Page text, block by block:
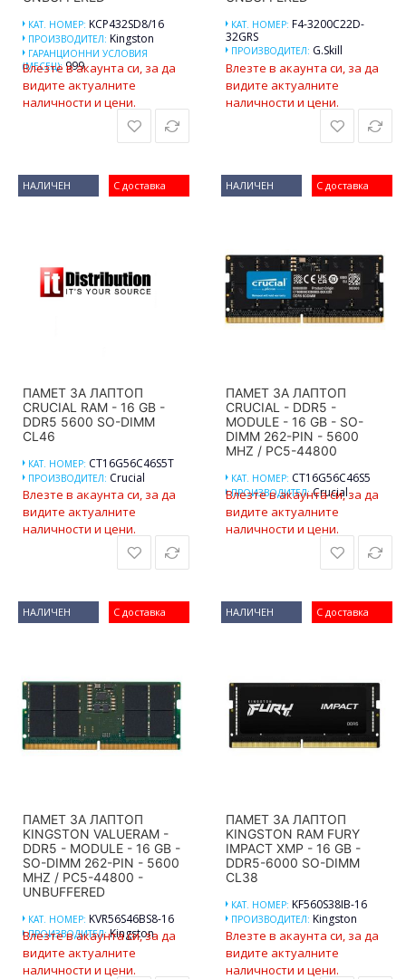
КАТ. НОМЕР: KCP432SD8/16
ПРОИЗВОДИТЕЛ: Kingston
ГАРАНЦИОННИ УСЛОВИЯ
(МЕСЕЦ): 999
Влезте в акаунта си, за да
видите актуалните
наличности и цени.
КАТ. НОМЕР: F4-3200C22D-
32GRS
ПРОИЗВОДИТЕЛ: G.Skill
Влезте в акаунта си, за да
видите актуалните
наличности и цени.
С доставка
НАЛИЧЕН
ПАМЕТ ЗА ЛАПТОП
CRUCIAL RAM - 16 GB -
DDR5 5600 SO-DIMM
CL46
КАТ. НОМЕР: CT16G56C46S5T
ПРОИЗВОДИТЕЛ: Crucial
Влезте в акаунта си, за да
видите актуалните
наличности и цени.
С доставка
НАЛИЧЕН
ПАМЕТ ЗА ЛАПТОП
CRUCIAL - DDR5 -
MODULE - 16 GB - SO-
DIMM 262-PIN - 5600
MHZ / PC5-44800
КАТ. НОМЕР: CT16G56C46S5
ПРОИЗВОДИТЕЛ:Crucial
Влезте в акаунта си, за да
видите актуалните
наличности и цени.
С доставка
НАЛИЧЕН
ПАМЕТ ЗА ЛАПТОП
KINGSTON VALUERAM -
DDR5 - MODULE - 16 GB -
SO-DIMM 262-PIN - 5600
MHZ / PC5-44800 -
UNBUFFERED
КАТ. НОМЕР: KVR56S46BS8-16
ПРОИЗВОДИТЕЛ:Kingston
Влезте в акаунта си, за да
видите актуалните
наличности и цени.
С доставка
НАЛИЧЕН
ПАМЕТ ЗА ЛАПТОП
KINGSTON RAM FURY
IMPACT XMP - 16 GB -
DDR5-6000 SO-DIMM
CL38
КАТ. НОМЕР: KF560S38IB-16
ПРОИЗВОДИТЕЛ: Kingston
Влезте в акаунта си, за да
видите актуалните
наличности и цени.